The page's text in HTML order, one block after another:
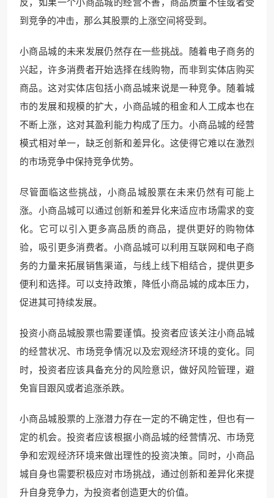
反，如果一个小商品城的经营不善，商品质量不佳或者受
到竞争的冲击，那么其股票的上涨空间将受到。
小商品城的未来发展仍然存在一些挑战。随着电子商务的
兴起，许多消费者开始选择在线购物，而非到实体店购买
商品。这对实体店包括小商品城来说是一种竞争。随着城
市的发展和规模的扩大，小商品城的租金和人工成本也在
不断上涨，这对其盈利能力构成了压力。小商品城的经营
模式相对单一，缺乏创新和差异化。这使得它难以在激烈
的市场竞争中保持竞争优势。
尽管面临这些挑战，小商品城股票在未来仍然有可能上
涨。小商品城可以通过创新和差异化来适应市场需求的变
化。它可以引入更多高品质的商品，提供更好的购物体
验，吸引更多消费者。小商品城可以利用互联网和电子商
务的力量来拓展销售渠道，与线上线下相结合，提供更多
便利和选择。可以支持政策，降低小商品城的成本压力，
促进其可持续发展。
投资小商品城股票也需要谨慎。投资者应该关注小商品城
的经营状况、市场竞争情况以及宏观经济环境的变化。同
时，投资者应该具备充分的风险意识，做好风险管理，避
免盲目跟风或者追涨杀跌。
小商品城股票的上涨潜力存在一定的不确定性，但也有一
定的机会。投资者应该根据小商品城的经营情况、市场竞
争和宏观经济环境来做出理性的投资决策。同时，小商品
城自身也需要积极应对市场挑战，通过创新和差异化来提
升自身竞争力，为投资者创造更大的价值。